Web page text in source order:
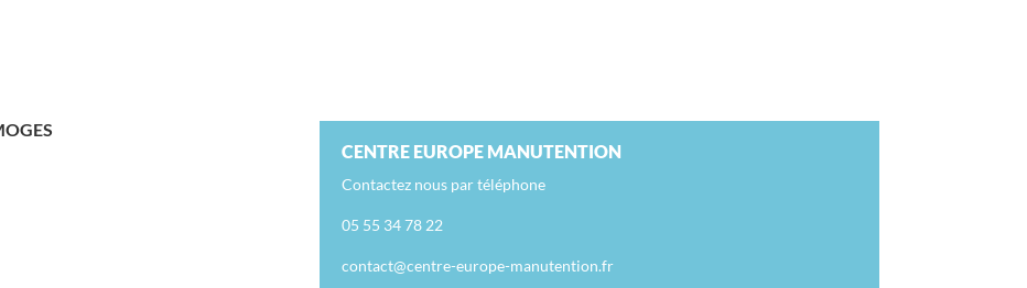
CENTRE EUROPE MANUTENTION
Contactez nous par téléphone
05 55 34 78 22
contact@centre-europe-manutention.fr